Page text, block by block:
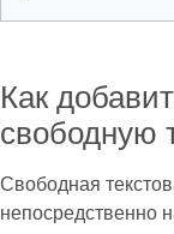
Как
свободную
Свободная
непосредственно